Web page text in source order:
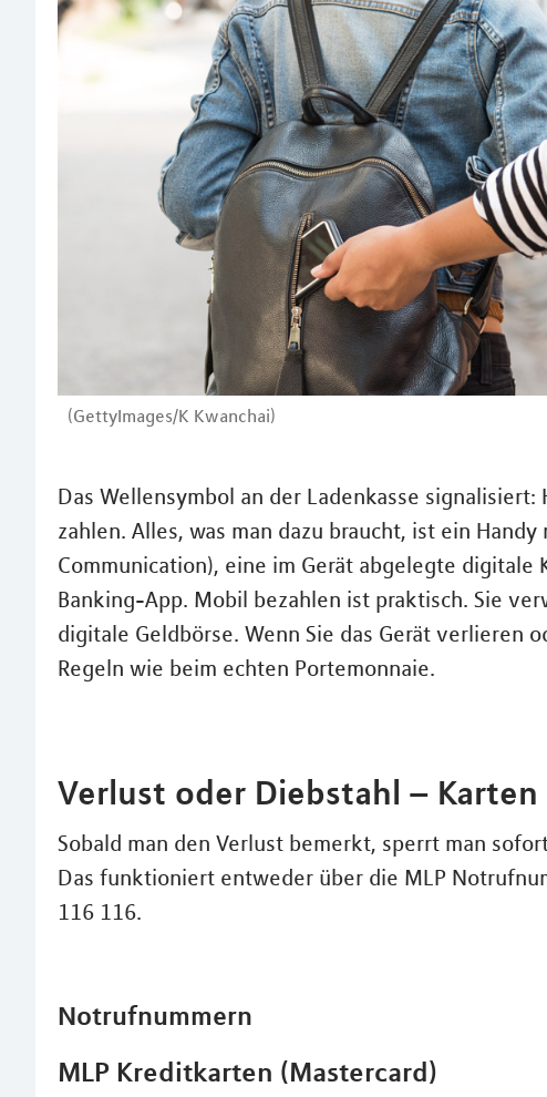
(GettyImages/K Kwanchai)
Das Wellensymbol an der Ladenkasse
zahlen. Alles, was man dazu braucht, ist ein
Communication), eine im Gerät abgelegte
Banking-App. Mobil bezahlen ist praktisch. Sie
digitale Geldbörse. Wenn Sie das Gerät verlieren
Regeln wie beim echten Portemonnaie.
Verlust oder Diebstahl – Karten
Sobald man den Verlust bemerkt, sperrt man
Das funktioniert entweder über die MLP
116 116.
Notrufnummern
MLP Kreditkarten (Mastercard)